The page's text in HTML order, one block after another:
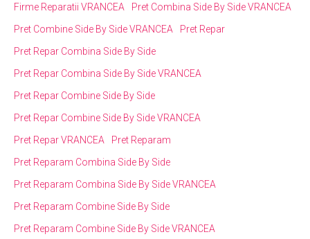
Firme Reparatii VRANCEA
Pret Combina Side By Side VRANCEA
Pret Combine Side By Side VRANCEA
Pret Repar
Pret Repar Combina Side By Side
Pret Repar Combina Side By Side VRANCEA
Pret Repar Combine Side By Side
Pret Repar Combine Side By Side VRANCEA
Pret Repar VRANCEA
Pret Reparam
Pret Reparam Combina Side By Side
Pret Reparam Combina Side By Side VRANCEA
Pret Reparam Combine Side By Side
Pret Reparam Combine Side By Side VRANCEA